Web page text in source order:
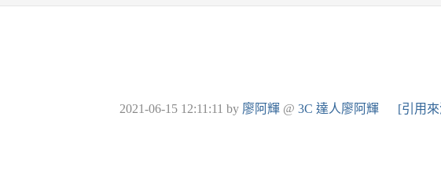
2021-06-15 12:11:11 by 廖阿輝 @ 3C 達人廖阿輝 [引用